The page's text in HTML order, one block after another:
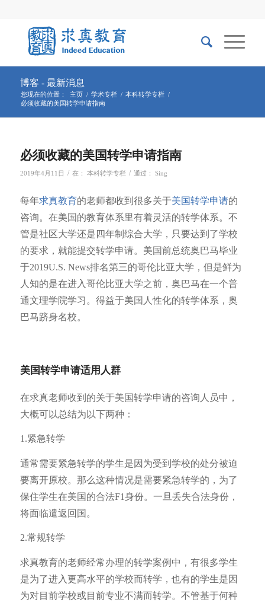
博客 - 最新消息
您现在的位置： 主页 / 学术专栏 / 本科转学专栏 /
必须收藏的美国转学申请指南
必须收藏的美国转学申请指南
2019年4月11日 / 在： 本科转学专栏 / 通过： Sing
每年求真教育的老师都收到很多关于美国转学申请的
咨询。在美国的教育体系里有着灵活的转学体系。不
管是社区大学还是四年制综合大学，只要达到了学校
的要求，就能提交转学申请。美国前总统奥巴马毕业
于2019U.S. News排名第三的哥伦比亚大学，但是鲜为
人知的是在进入哥伦比亚大学之前，奥巴马在一个普
通文理学院学习。得益于美国人性化的转学体系，奥
巴马跻身名校。
美国转学申请适用人群
在求真老师收到的关于美国转学申请的咨询人员中，
大概可以总结为以下两种：
1.紧急转学
通常需要紧急转学的学生是因为受到学校的处分被迫
要离开原校。那么这种情况是需要紧急转学的，为了
保住学生在美国的合法F1身份。一旦丢失合法身份，
将面临遣返回国。
2.常规转学
求真教育的老师经常办理的转学案例中，有很多学生
是为了进入更高水平的学校而转学，也有的学生是因
为对目前学校或目前专业不满而转学。不管基于何种